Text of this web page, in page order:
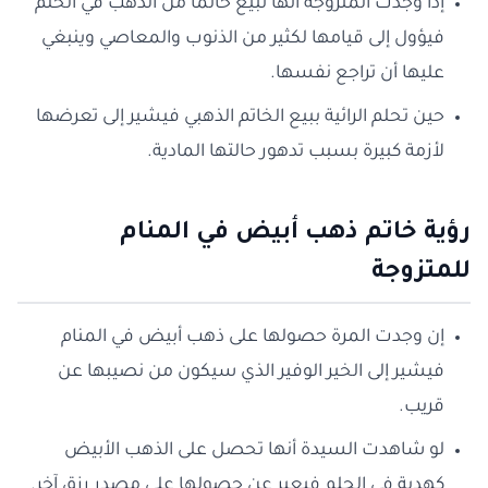
إذا وجدت المتزوجة أنها تبيع خاتمًا من الذهب في الحلم
فيؤول إلى قيامها لكثير من الذنوب والمعاصي وينبغي
عليها أن تراجع نفسها.
حين تحلم الرائية ببيع الخاتم الذهبي فيشير إلى تعرضها
لأزمة كبيرة بسبب تدهور حالتها المادية.
رؤية خاتم ذهب أبيض في المنام
للمتزوجة
إن وجدت المرة حصولها على ذهب أبيض في المنام
فيشير إلى الخير الوفير الذي سيكون من نصيبها عن
قريب.
لو شاهدت السيدة أنها تحصل على الذهب الأبيض